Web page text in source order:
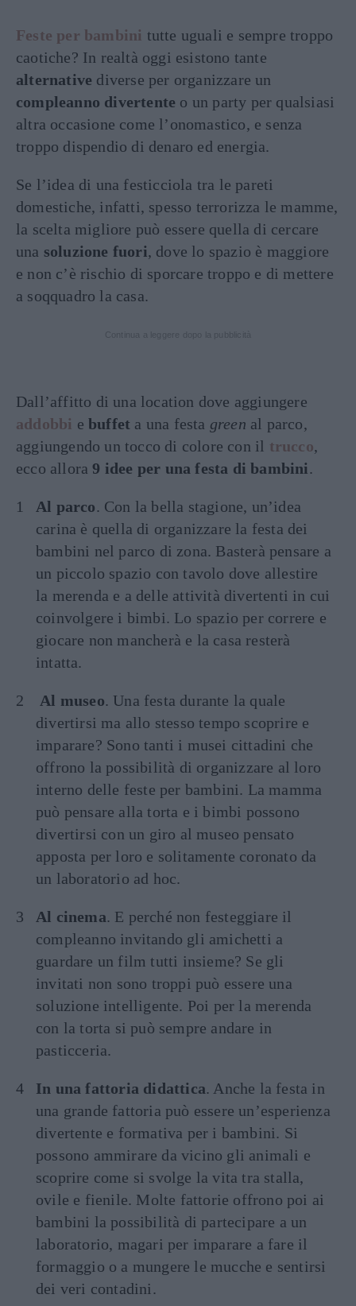
Feste per bambini tutte uguali e sempre troppo
caotiche? In realtà oggi esistono tante
alternative diverse per organizzare un
compleanno divertente o un party per qualsiasi
altra occasione come l’onomastico, e senza
troppo dispendio di denaro ed energia.
Se l’idea di una festicciola tra le pareti
domestiche, infatti, spesso terrorizza le mamme,
la scelta migliore può essere quella di cercare
una soluzione fuori, dove lo spazio è maggiore
e non c’è rischio di sporcare troppo e di mettere
a soqquadro la casa.
Dall’affitto di una location dove aggiungere
addobbi ebuffet a una festa green al parco,
aggiungendo un tocco di colore con il trucco,
ecco allora 9 idee per una festa di bambini.
Al parco. Con la bella stagione, un’idea
carina è quella di organizzare la festa dei
bambini nel parco di zona. Basterà pensare a
un piccolo spazio con tavolo dove allestire
la merenda e a delle attività divertenti in cui
coinvolgere i bimbi. Lo spazio per correre e
giocare non mancherà e la casa resterà
intatta.
Al museo. Una festa durante la quale
divertirsi ma allo stesso tempo scoprire e
imparare? Sono tanti i musei cittadini che
offrono la possibilità di organizzare al loro
interno delle feste per bambini. La mamma
può pensare alla torta e i bimbi possono
divertirsi con un giro al museo pensato
apposta per loro e solitamente coronato da
un laboratorio ad hoc.
Al cinema. E perché non festeggiare il
compleanno invitando gli amichetti a
guardare un film tutti insieme? Se gli
invitati non sono troppi può essere una
soluzione intelligente. Poi per la merenda
con la torta si può sempre andare in
pasticceria.
In una fattoria didattica. Anche la festa in
una grande fattoria può essere un’esperienza
divertente e formativa per i bambini. Si
possono ammirare da vicino gli animali e
scoprire come si svolge la vita tra stalla,
ovile e fienile. Molte fattorie offrono poi ai
bambini la possibilità di partecipare a un
laboratorio, magari per imparare a fare il
formaggio o a mungere le mucche e sentirsi
dei veri contadini.